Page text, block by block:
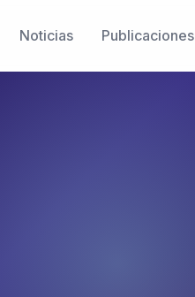
Noticias Publicaciones